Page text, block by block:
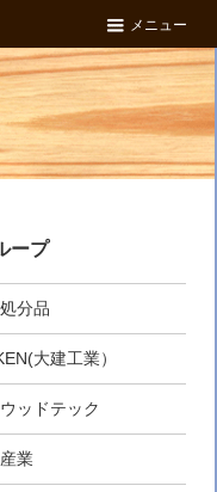
メニュー
ープ
分品
大建工業）
ッドテック
業